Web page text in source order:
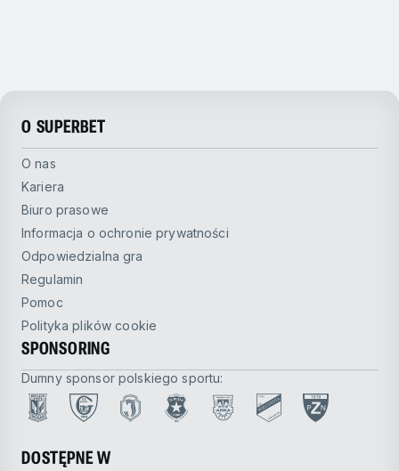
O SUPERBET
O nas
Kariera
Biuro prasowe
Informacja o ochronie prywatności
Odpowiedzialna gra
Regulamin
Pomoc
Polityka plików cookie
SPONSORING
Dumny sponsor polskiego sportu:
DOSTĘPNE W